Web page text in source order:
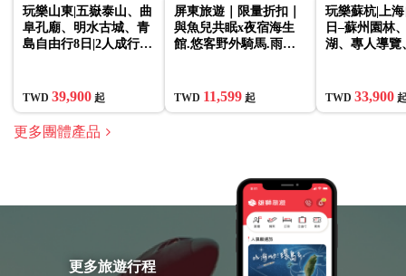
玩樂山東|五嶽泰山、曲
阜孔廟、明水古城、青
島自由行8日|2人成行、
TWD 39,900 起
屏東旅遊｜限量折扣｜
與魚兒共眠x夜宿海生
館.悠客野外騎馬.雨來
TWD 11,599 起
玩樂蘇杭|上
日–蘇州園林
湖、專人導覽
TWD 33,900
更多團體產品
更多旅遊行程